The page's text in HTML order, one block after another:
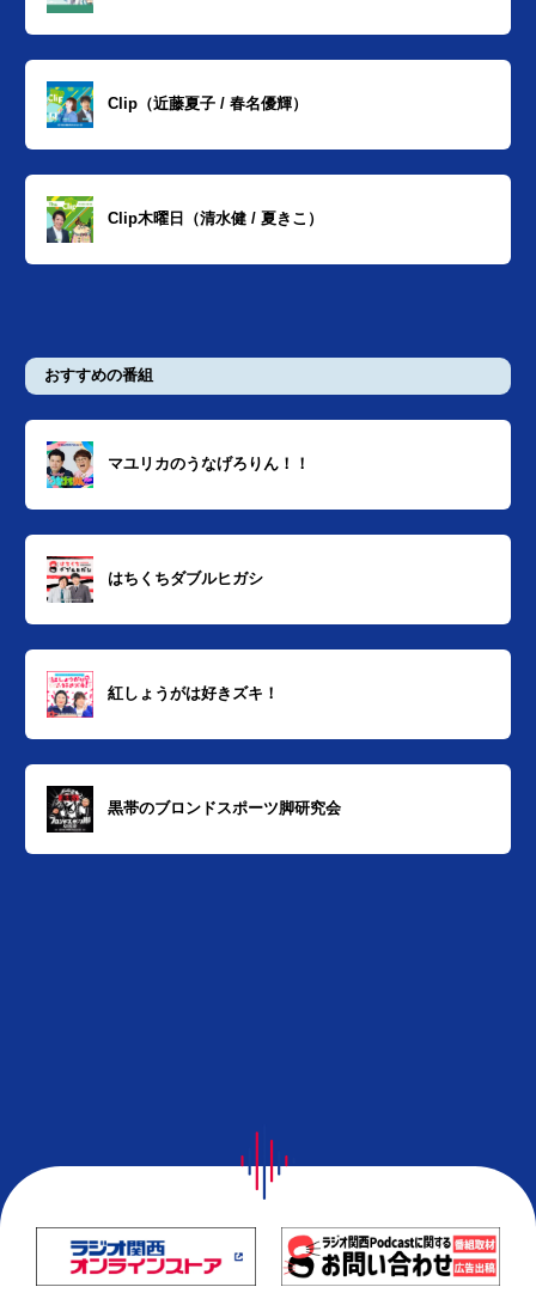
Clip（近藤夏子 / 春名優輝）
Clip木曜日（清水健 / 夏きこ）
おすすめの番組
マユリカのうなげろりん！！
はちくちダブルヒガシ
紅しょうがは好きズキ！
黒帯のブロンドスポーツ脚研究会